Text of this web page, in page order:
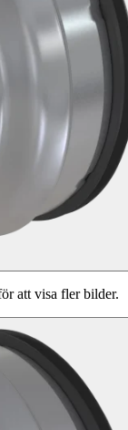
att visa fler bilder.